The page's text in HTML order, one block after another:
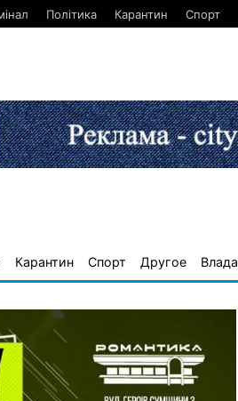
Політика Карантин Спорт
Карантин Спорт Другое Влада